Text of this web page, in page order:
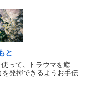
と
って、トラウマを癒
を発揮できるようお手伝